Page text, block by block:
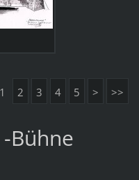
1 2 3 4 5 > >>
Bühne